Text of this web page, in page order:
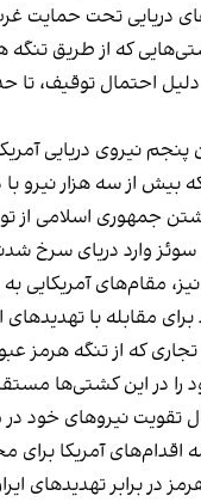
دریایی تحت حمایت
که از طریق
احتمال توقیف، تا
که بیش از سه هزار نیرو
جمهوری اسلامی
سوئز وارد دریای سرخ
مقام‌‌های آمریکایی
برای مقابله با
که از تنگه هرمز
را در این کشتی‌ها
تقویت نیروهای خود
اقدام‌های آمریکا
در برابر تهدیدهای